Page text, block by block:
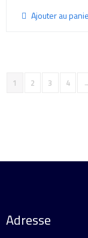
Ajouter au
1 2 3 4
Adresse